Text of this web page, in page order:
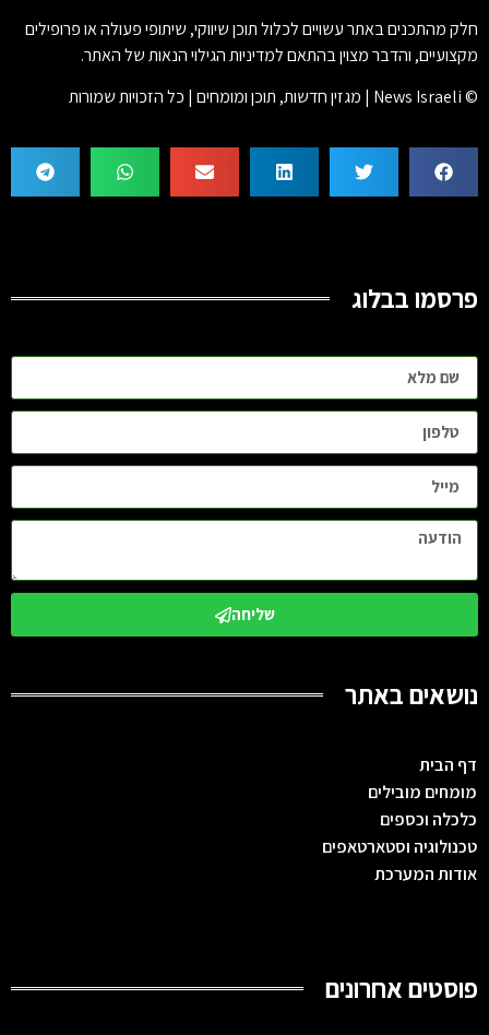
חלק מהתכנים באתר עשויים לכלול תוכן שיווקי, שיתופי פעולה או פרופילים
מקצועיים, והדבר מצוין בהתאם למדיניות הגילוי הנאות של האתר.
© News Israeli | מגזין חדשות, תוכן ומומחים | כל הזכויות שמורות
פרסמו בבלוג
שליחה
נושאים באתר
דף הבית
מומחים מובילים
כלכלה וכספים
טכנולוגיה וסטארטאפים
אודות המערכת
פוסטים אחרונים